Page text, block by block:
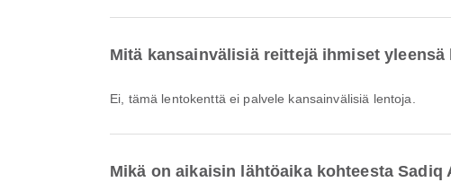
Mitä kansainvälisiä reittejä ihmiset
Ei, tämä lentokenttä ei palvele kansainvälisiä lentoja.
Mikä on aikaisin lähtöaika kohteesta